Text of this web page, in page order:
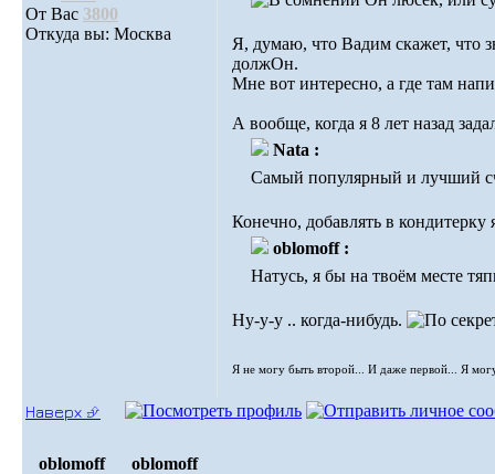
От Вас 3800
Откуда вы: Москва
Я, думаю, что Вадим скажет, что
должОн.
Мне вот интересно, а где там
А вообще, когда я 8 лет назад
Nata :
Самый популярный и лучший
Конечно, добавлять в
oblomoff :
Натусь, я бы на твоём месте
Ну-у-у .. когда-нибудь.
Я не могу быть второй... И даже первой... Я
Наверх ⮵
oblomoff oblomoff